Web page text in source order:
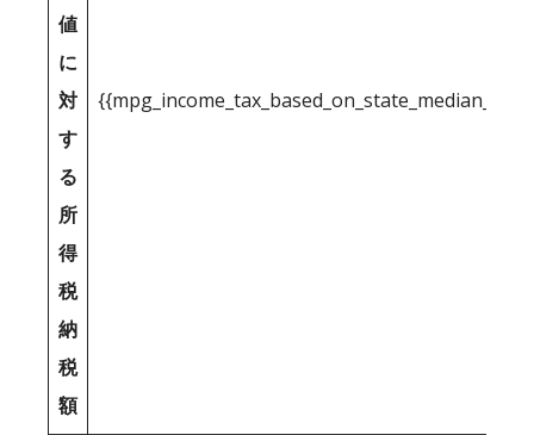
値
に
対
す
る
所
得
税
納
税
額